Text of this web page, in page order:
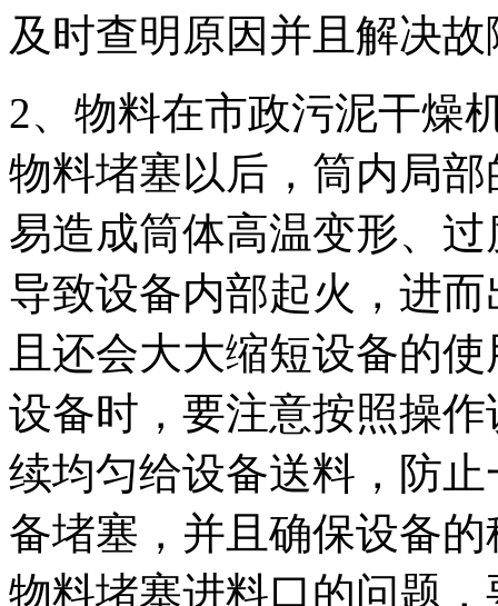
及时查明原因并且解决
2、物料在市政污泥干燥
物料堵塞以后，筒内局
易造成筒体高温变形、
导致设备内部起火，进
且还会大大缩短设备的
设备时，要注意按照操
续均匀给设备送料，防
备堵塞，并且确保设备
物料堵塞进料口的问题